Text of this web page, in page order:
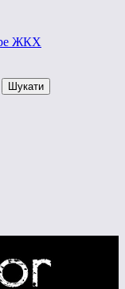
ЖКХ